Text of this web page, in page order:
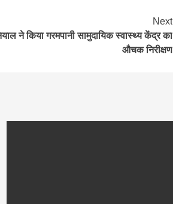
Next
ने किया गरमपानी सामुदायिक स्वास्थ्य केंद्र का
औचक निरीक्षण